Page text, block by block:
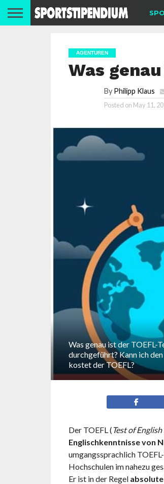
AGENTUREN
Was
By Philipp Klaus
Posted on May 11,
Was genau ist der TOEFL-
durchgeführt? Kann ich
kostet der TOEFL?
Der TOEFL (Test of
Englischkenntnisse von
umgangssprachlich
Hochschulen im nahezu
Er ist in der Regel